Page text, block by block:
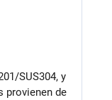
SUS304, y
provienen de